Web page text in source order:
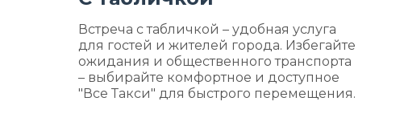
Встреча с табличкой – удобная услуга
для гостей и жителей города. Избегайте
ожидания и общественного транспорта
– выбирайте комфортное и доступное
"Все Такси" для быстрого перемещения.